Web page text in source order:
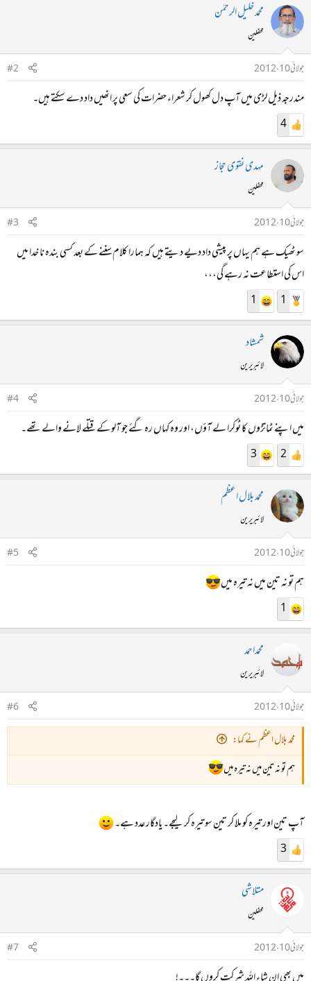
محمد خلیل الرحمٰن
محفلین
جولائی 10، 2012
#2
مندرجہ ذیل لڑی میں آپ دل کھول کر شعراء حضرات کی سعی پر انھیں داد دے سکتے ہیں۔
4
مہدی نقوی حجاز
محفلین
جولائی 10، 2012
#3
سو ٹھیک ہے ہم یہاں پر پیشی داد دیے دیتے ہیں کہ ہمارا کلام سننے کے بعد کسی بندہ نا خدا میں
اس کی استطاعت نہ رہے گی،،،
1
1
شمشاد
لائبریرین
جولائی 10، 2012
#4
میں اپنے ٹماتڑوں کا ٹوکرا لے آؤں، اور وہ کہاں رہ گئے جو آلو کے قتلے لانے والے تھے۔
2
3
محمد بلال اعظم
لائبریرین
جولائی 10، 2012
#5
ہم تو نہ تین میں نہ تیرہ میں
1
محمداحمد
لائبریرین
جولائی 10، 2012
#6
محمد بلال اعظم نے کہا:
ہم تو نہ تین میں نہ تیرہ میں
آپ تین اور تیرہ کو ملا کر تین سو تیرہ کر لیجے۔ یادگار عدد ہے۔
3
متلاشی
محفلین
جولائی 10، 2012
#7